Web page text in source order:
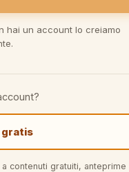
hai un account lo creiamo
gratis
contenuti gratuiti, anteprime